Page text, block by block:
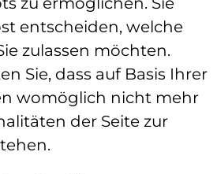
entscheiden, welche
zulassen möchten.
Sie, dass auf Basis Ihrer
womöglich nicht mehr
der Seite zur